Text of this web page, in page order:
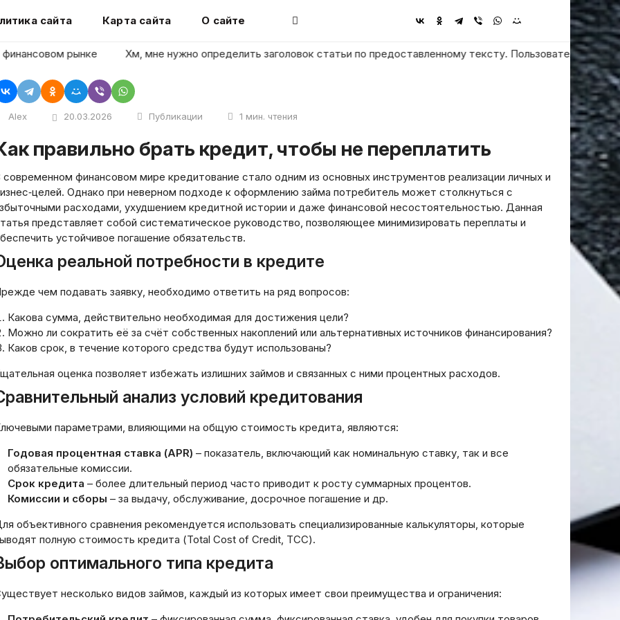
сайта Карта сайта О сайте
рынке Хм, мне нужно определить заголовок статьи по предоставленному тексту. Пользователь просит
Alex 20.03.2026 Публикации 1 мин. чтения
Как правильно брать кредит, чтобы не переплатить
современном финансовом мире кредитование стало одним из основных инструментов реализации личных и
Однако при неверном подходе к оформлению займа потребитель может столкнуться с
расходами, ухудшением кредитной истории и даже финансовой несостоятельностью. Данная
представляет собой систематическое руководство, позволяющее минимизировать переплаты и
устойчивое погашение обязательств.
реальной потребности в кредите
чем подавать заявку, необходимо ответить на ряд вопросов:
Какова сумма, действительно необходимая для достижения цели?
Можно ли сократить её за счёт собственных накоплений или альтернативных источников финансирования?
Каков срок, в течение которого средства будут использованы?
оценка позволяет избежать излишних займов и связанных с ними процентных расходов.
анализ условий кредитования
параметрами, влияющими на общую стоимость кредита, являются:
Годовая процентная ставка (APR) – показатель, включающий как номинальную ставку, так и все
обязательные комиссии.
Срок кредита – более длительный период часто приводит к росту суммарных процентов.
Комиссии и сборы – за выдачу, обслуживание, досрочное погашение и др.
объективного сравнения рекомендуется использовать специализированные калькуляторы, которые
полную стоимость кредита (Total Cost of Credit, TCC).
оптимального типа кредита
несколько видов займов, каждый из которых имеет свои преимущества и ограничения: